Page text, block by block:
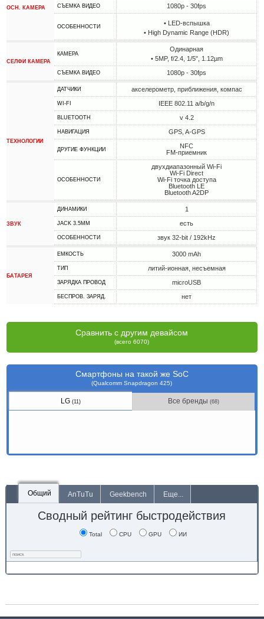
ОСН. КАМЕРА СЪЕМКА ВИДЕО 1080p - 30fps
ОСОБЕННОСТИ
• LED-вспышка
• High Dynamic Range (HDR)
СЕЛФИ КАМЕРА
КАМЕРА
Одинарная
• 5MP, f/2.4, 1/5", 1.12µm
СЪЕМКА ВИДЕО 1080p - 30fps
ТЕХНОЛОГИИ
ДАТЧИКИ акселерометр, приближения, компас
WI-FI IEEE 802.11 a/b/g/n
BLUETOOTH v 4.2
НАВИГАЦИЯ GPS, A-GPS
ДРУГИЕ ФУНКЦИИ
NFC
FM-приемник
ОСОБЕННОСТИ
двухдиапазонный Wi-Fi
Wi-Fi Direct
Wi-Fi точка доступа
Bluetooth LE
Bluetooth A2DP
ЗВУК
ДИНАМИКИ 1
JACK 3.5MM есть
ОСОБЕННОСТИ звук 32-bit / 192kHz
БАТАРЕЯ
ЕМКОСТЬ 3000 mAh
ТИП литий-ионная, несъемная
ЗАРЯДКА ПРОВОД microUSB
БЕСПРОВ. ЗАРЯД. нет
Сравнить с другим девайсом
(всего 6070)
Смартфоны на такой же SoC
(Qualcomm Snapdragon 425)
LG(11) Все бренды(68)
Общий AnTuTu Geekbench Еще...
Сводный рейтинг быстродействия
Total CPU GPU ИИ